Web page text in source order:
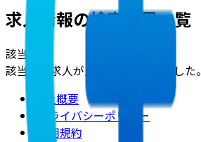
求人情報の検索結果一覧
該当
該当する求人が見つかりませんでした。
会社概要
プライバシーポリシー
利用規約